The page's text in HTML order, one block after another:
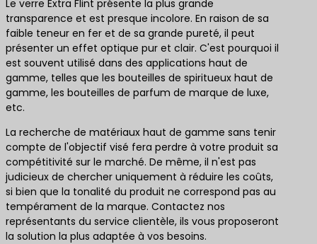
Le verre Extra Flint présente la plus grande
transparence et est presque incolore. En raison de sa
faible teneur en fer et de sa grande pureté, il peut
présenter un effet optique pur et clair. C'est pourquoi il
est souvent utilisé dans des applications haut de
gamme, telles que les bouteilles de spiritueux haut de
gamme, les bouteilles de parfum de marque de luxe,
etc.
La recherche de matériaux haut de gamme sans tenir
compte de l'objectif visé fera perdre à votre produit sa
compétitivité sur le marché. De même, il n'est pas
judicieux de chercher uniquement à réduire les coûts,
si bien que la tonalité du produit ne correspond pas au
tempérament de la marque. Contactez nos
représentants du service clientèle, ils vous proposeront
la solution la plus adaptée à vos besoins.